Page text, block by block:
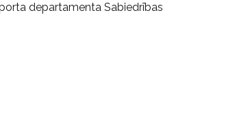
departamenta Sabiedrības